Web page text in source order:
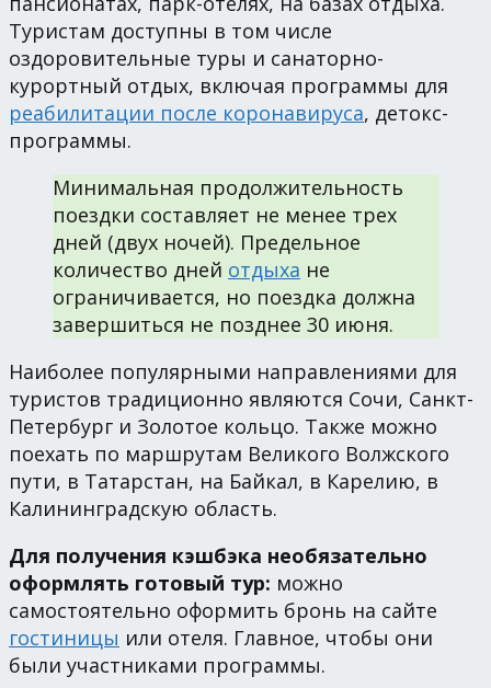
Туристам доступны в том числе
оздоровительные туры и санаторно-
курортный отдых, включая программы для
реабилитации после коронавируса, детокс-
программы.
Минимальная продолжительность
поездки составляет не менее трех
дней (двух ночей). Предельное
количество дней отдыха не
ограничивается, но поездка должна
завершиться не позднее 30 июня.
Наиболее популярными направлениями для
туристов традиционно являются Сочи, Санкт-
Петербург и Золотое кольцо. Также можно
поехать по маршрутам Великого Волжского
пути, в Татарстан, на Байкал, в Карелию, в
Калининградскую область.
Для получения кэшбэка необязательно
оформлять готовый тур: можно
самостоятельно оформить бронь на сайте
гостиницы или отеля. Главное, чтобы они
были участниками программы.